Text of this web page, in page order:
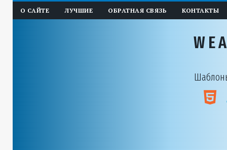
О САЙТЕ ЛУЧШИЕ ОБРАТНАЯ СВЯЗЬ КОНТАКТЫ